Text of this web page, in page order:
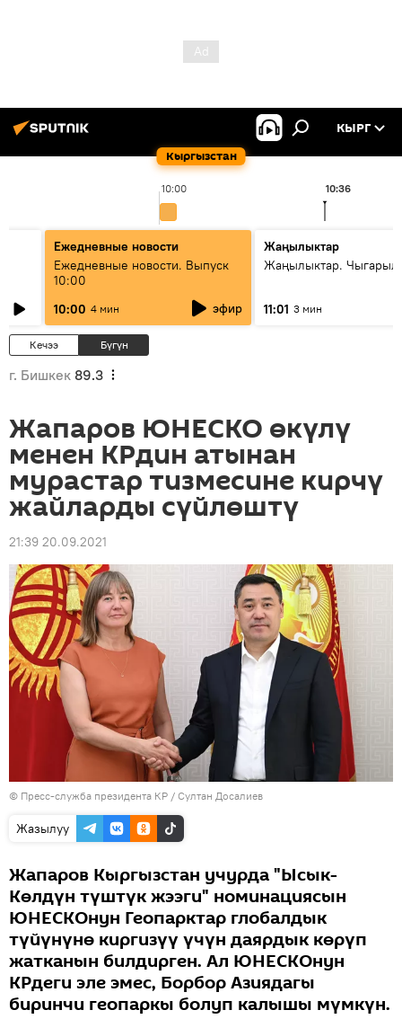
Кыргызстан
КЫРГ
10:00 10:36
Ежедневные новости
Ежедневные новости. Выпуск
10:00
10:00 4 мин эфир
Жаңылыктар
Жаңылыктар.
11:01 3 мин
Кечээ Бүгүн
г. Бишкек 89.3
Жапаров ЮНЕСКО өкүлү
менен КРдин атынан
мурастар тизмесине кирчү
жайларды сүйлөштү
21:39 20.09.2021
© Пресс-служба президента КР / Султан Досалиев
Жазылуу
Жапаров Кыргызстан учурда "Ысык-
Көлдүн түштүк жээги" номинациясын
ЮНЕСКОнун Геопарктар глобалдык
түйүнүнө киргизүү үчүн даярдык көрүп
жатканын билдирген. Ал ЮНЕСКОнун
КРдеги эле эмес, Борбор Азиядагы
биринчи геопаркы болуп калышы мүмкүн.